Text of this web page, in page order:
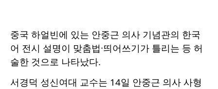
중국 하얼빈에 있는 안중근 의사 기념관의 한국
어 전시 설명이 맞춤법·띄어쓰기가 틀리는 등 허
술한 것으로 나타났다.
서경덕 성신여대 교수는 14일 안중근 의사 사형